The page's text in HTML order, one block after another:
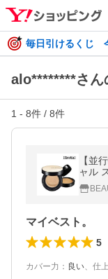
毎日引けるくじ
alo********さん
1 - 8件 / 8件
【並
ャル
++
マイベスト。
5
カバー力 ： 良い、 仕